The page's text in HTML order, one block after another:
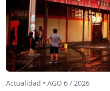
Actualidad • AGO 6 / 2026